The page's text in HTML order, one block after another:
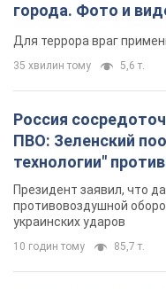
города. Фото и
Для террора враг
35 хвилин тому 5,6 т.
Россия
ПВО: Зеленский
технологии"
Президент заявил, что
противовоздушной
украинских ударов
10 годин тому 85,7 т.